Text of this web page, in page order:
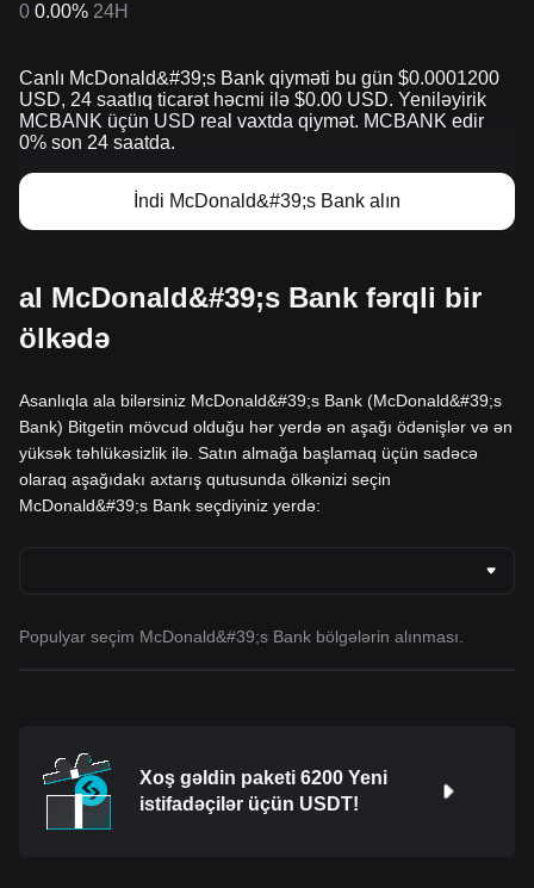
0 0.00% 24H
Canlı McDonald&#39;s Bank qiyməti bu gün $0.0001200
USD, 24 saatlıq ticarət həcmi ilə $0.00 USD. Yeniləyirik
MCBANK üçün USD real vaxtda qiymət. MCBANK edir
0% son 24 saatda.
İndi McDonald&#39;s Bank alın
al McDonald&#39;s Bank fərqli bir
ölkədə
Asanlıqla ala bilərsiniz McDonald&#39;s Bank (McDonald&#39;s
Bank) Bitgetin mövcud olduğu hər yerdə ən aşağı ödənişlər və ən
yüksək təhlükəsizlik ilə. Satın almağa başlamaq üçün sadəcə
olaraq aşağıdakı axtarış qutusunda ölkənizi seçin
McDonald&#39;s Bank seçdiyiniz yerdə:
Populyar seçim McDonald&#39;s Bank bölgələrin alınması.
Xoş gəldin paketi 6200 Yeni
istifadəçilər üçün USDT!